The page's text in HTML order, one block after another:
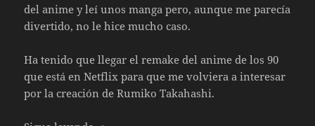
del anime y leí unos manga pero, aunque me parecía
divertido, no le hice mucho caso.
Ha tenido que llegar el remake del anime de los 90
que está en Netflix para que me volviera a interesar
por la creación de Rumiko Takahashi.